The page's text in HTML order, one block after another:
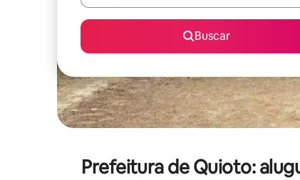
Buscar
Prefeitura de Quioto: